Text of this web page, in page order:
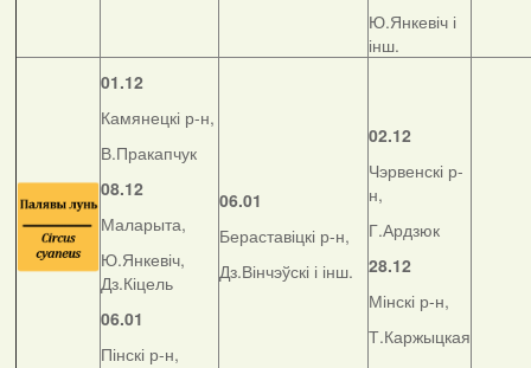
Ю.Янкевіч і
інш.
01.12
Камянецкі р-н,
В.Пракапчук
08.12
Маларыта,
Ю.Янкевіч,
Дз.Кіцель
06.01
Пінскі р-н,
06.01
Бераставіцкі р-н,
Дз.Вінчэўскі і інш.
02.12
Чэрвенскі р-
н,
Г.Ардзюк
28.12
Мінскі р-н,
Т.Каржыцкая